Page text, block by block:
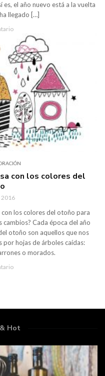
el año nuevo está a la vuelta
llegado […]
con los colores del
2016
con los colores del otoño para
cambios? Cada época del año
otoño son aquellos que nos
por hojas de árboles caídas:
o morados.
Hot